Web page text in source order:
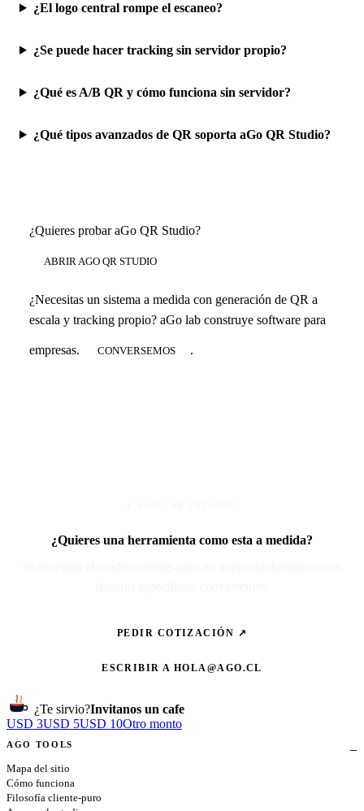
¿El logo central rompe el escaneo?
¿Se puede hacer tracking sin servidor propio?
¿Qué es A/B QR y cómo funciona sin servidor?
¿Qué tipos avanzados de QR soporta aGo QR Studio?
¿Quieres probar aGo QR Studio?
ABRIR AGO QR STUDIO
¿Necesitas un sistema a medida con generación de QR a
escala y tracking propio? aGo lab construye software para
empresas. CONVERSEMOS .
¿Quieres una herramienta como esta a medida?
PEDIR COTIZACIÓN ↗
ESCRIBIR A HOLA@AGO.CL
¿Te sirvio?Invitanos un cafe
USD 3USD 5USD 10Otro monto
AGO TOOLS
Mapa del sitio
Cómo funciona
Filosofía cliente-puro